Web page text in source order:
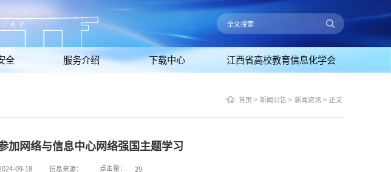
全 服务介绍 下载中心 江西省高校教育信息化学会
首页 > 新闻公告 > 新闻资讯 > 正文
加网络与信息中心网络强国主题学习
09-18 信息来源： 点击量： 29